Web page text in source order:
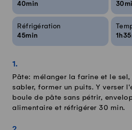
40min
Réfrigération
45min
Pâte: mélanger la farine et le
sabler, former un puits. Y verser
boule de pâte sans pétrir,
alimentaire et réfrigérer 30 min.